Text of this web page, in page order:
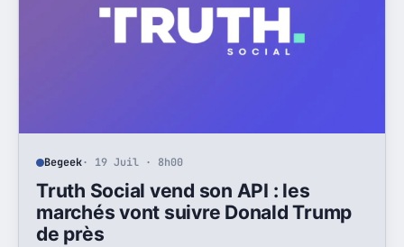
Begeek· 19 Juil · 8h00
Truth Social vend son API : les
marchés vont suivre Donald Trump
de près